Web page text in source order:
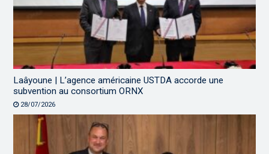
Laâyoune | L’agence américaine USTDA accorde une
subvention au consortium ORNX
28/07/2026